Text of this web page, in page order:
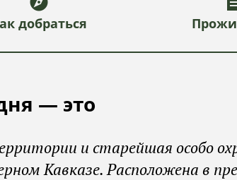
добраться
— это
и старейшая особо
Кавказе. Расположена в